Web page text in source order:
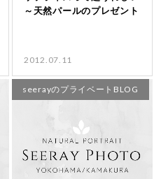
2012.07.11
seerayのプライベートBLOG